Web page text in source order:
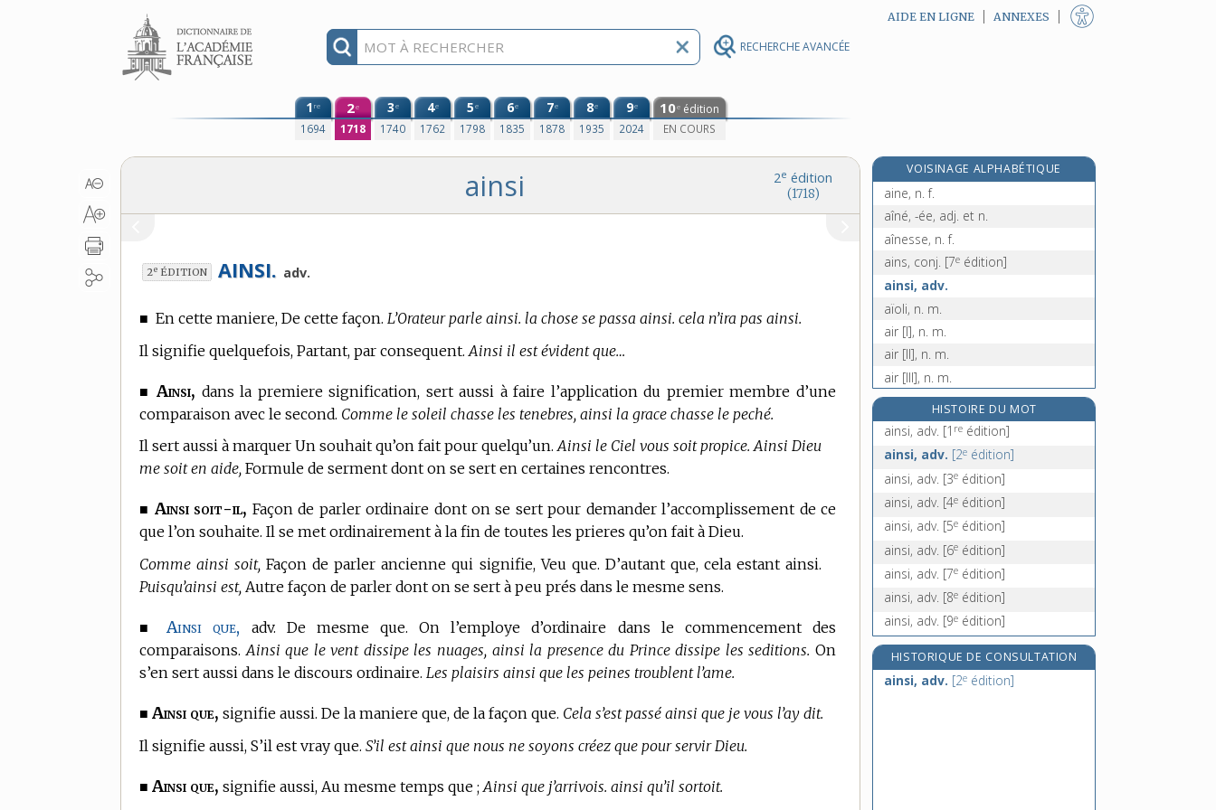
RECHERCHE AVANCÉE
Aller au contenu AIDE EN LIGNE ANNEXES
1re
1694
2e
1718
3e
1740
4e
1762
5e
1798
6e
1835
7e
1878
8e
1935
9e
2024
10e édition
EN COURS
2e édition
(1718)
ainsi
2e ÉDITION AINSI. adv.
■ En cette maniere, De cette façon. L’Orateur parle ainsi. la chose se passa ainsi. cela n’ira pas ainsi.
Il signifie quelquefois, Partant, par consequent. Ainsi il est évident que…
■Ainsi, dans la premiere signification, sert aussi à faire l’application du premier membre d’une
comparaison avec le second. Comme le soleil chasse les tenebres, ainsi la grace chasse le peché.
Il sert aussi à marquer Un souhait qu’on fait pour quelqu’un.Ainsi le Ciel vous soit propice. Ainsi Dieu
me soit en aide, Formule de serment dont on se sert en certaines rencontres.
■ Ainsi soit-il, Façon de parler ordinaire dont on se sert pour demander l’accomplissement de ce
que l’on souhaite. Il se met ordinairement à la fin de toutes les prieres qu’on fait à Dieu.
Comme ainsi soit, Façon de parler ancienne qui signifie, Veu que. D’autant que, cela estant ainsi.
Puisqu’ainsi est, Autre façon de parler dont on se sert à peu prés dans le mesme sens.
■ Ainsi que, adv. De mesme que. On l’employe d’ordinaire dans le commencement des
comparaisons. Ainsi que le vent dissipe les nuages, ainsi la presence du Prince dissipe les seditions. On
s’en sert aussi dans le discours ordinaire. Les plaisirs ainsi que les peines troublent l’ame.
■ Ainsi que, signifie aussi. De la maniere que, de la façon que. Cela s’est passé ainsi que je vous l’ay dit.
Il signifie aussi, S’il est vray que. S’il est ainsi que nous ne soyons créez que pour servir Dieu.
■ Ainsi que, signifie aussi, Au mesme temps que ; Ainsi que j’arrivois. ainsi qu’il sortoit.
VOISINAGE ALPHABÉTIQUE
aimer, v. tr.
aine, n. f.
aîné, -ée, adj. et n.
aînesse, n. f.
ains, conj. [7e édition]
ainsi, adv.
aïoli, n. m.
air [I], n. m.
air [II], n. m.
air [III], n. m.
airain, n. m.
airbag, n. m.
aire, n. f.
HISTOIRE DU MOT
ainsi, adv. [1 re édition]
ainsi, adv. [2e édition]
ainsi, adv. [3e édition]
ainsi, adv. [4e édition]
ainsi, adv. [5e édition]
ainsi, adv. [6e édition]
ainsi, adv. [7e édition]
ainsi, adv. [8e édition]
ainsi, adv. [9e édition]
HISTORIQUE DE CONSULTATION
ainsi, adv. [2e édition]